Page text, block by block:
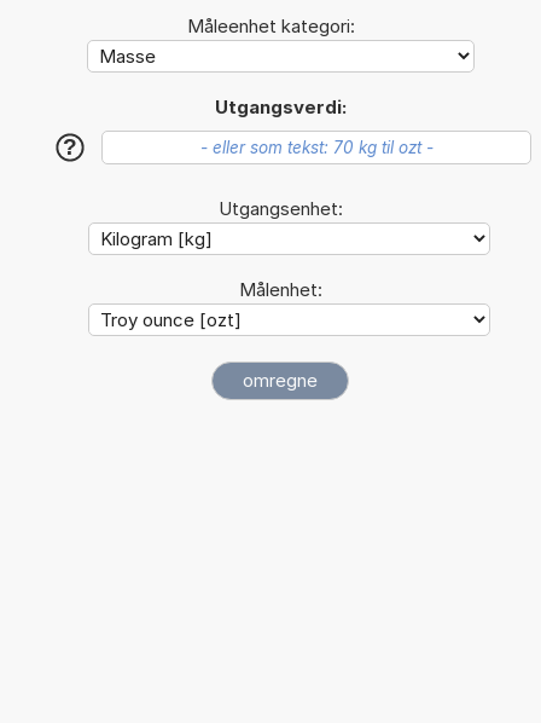
Måleenhet kategori:
Utgangsverdi:
?
Utgangsenhet:
Målenhet: